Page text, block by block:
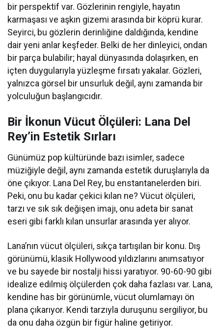
bir perspektif var. Gözlerinin rengiyle, hayatın
karmaşası ve aşkın gizemi arasında bir köprü kurar.
Seyirci, bu gözlerin derinliğine daldığında, kendine
dair yeni anlar keşfeder. Belki de her dinleyici, ondan
bir parça bulabilir; hayal dünyasında dolaşırken, en
içten duygularıyla yüzleşme fırsatı yakalar. Gözleri,
yalnızca görsel bir unsurluk değil, aynı zamanda bir
yolculuğun başlangıcıdır.
Bir İkonun Vücut Ölçüleri: Lana Del
Rey’in Estetik Sırları
Günümüz pop kültüründe bazı isimler, sadece
müziğiyle değil, aynı zamanda estetik duruşlarıyla da
öne çıkıyor. Lana Del Rey, bu enstantanelerden biri.
Peki, onu bu kadar çekici kılan ne? Vücut ölçüleri,
tarzı ve sık sık değişen imajı, onu adeta bir sanat
eseri gibi farklı kılan unsurlar arasında yer alıyor.
Lana’nın vücut ölçüleri, sıkça tartışılan bir konu. Dış
görünümü, klasik Hollywood yıldızlarını anımsatıyor
ve bu sayede bir nostalji hissi yaratıyor. 90-60-90 gibi
idealize edilmiş ölçülerden çok daha fazlası var. Lana,
kendine has bir görünümle, vücut olumlamayı ön
plana çıkarıyor. Kendi tarzıyla duruşunu sergiliyor, bu
da onu daha özgün bir figür haline getiriyor.